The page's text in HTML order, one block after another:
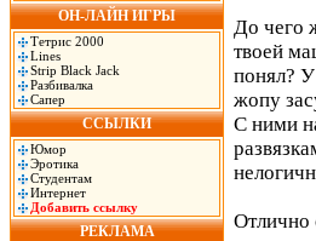
ОН-ЛАЙН ИГРЫ
Тетрис 2000
Lines
Strip Black Jack
Разбивалка
Сапер
ССЫЛКИ
Юмор
Эротика
Студентам
Интернет
Добавить ссылку
РЕКЛАМА
До чего
твоей
понял?
жопу
С ними
Отлично